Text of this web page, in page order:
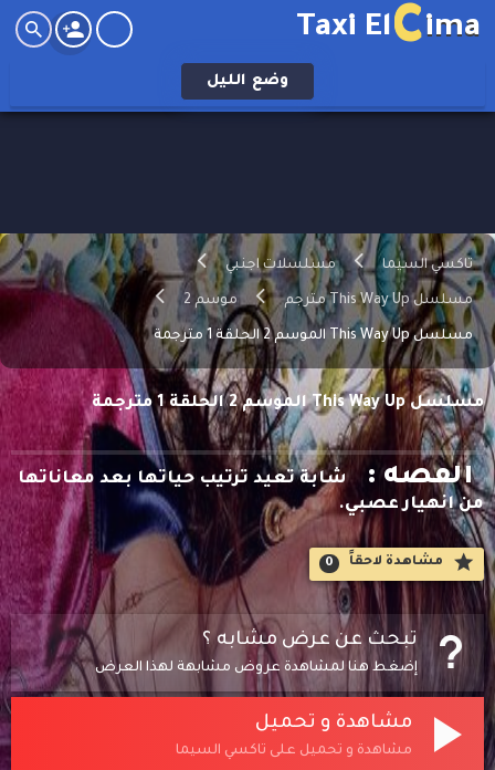
Taxi ElCima
وضع الليل
تاكسي السيما مسلسلات اجنبي
مسلسل This Way Up مترجم موسم 2
مسلسل This Way Up الموسم 2 الحلقة 1 مترجمة
مسلسل This Way Up الموسم 2 الحلقة 1 مترجمة
القصه :
شابة تعيد ترتيب حياتها بعد معاناتها
من انهيار عصبي.
مشاهدة لاحقاََ 0
تبحث عن عرض مشابه ؟
إضغط هنا لمشاهدة عروض مشابهة لهذا العرض
مشاهدة و تحميل
مشاهدة و تحميل على تاكسي السيما